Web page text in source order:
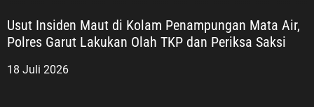
Usut Insiden Maut di Kolam Penampungan Mata Air,
Polres Garut Lakukan Olah TKP dan Periksa Saksi
18 Juli 2026